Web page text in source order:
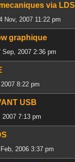
via LDS
Nov, 2007 11:22 pm
graphique
Sep, 2007 2:36 pm
8:22 pm
USB
2007 7:13 pm
2006 3:37 pm